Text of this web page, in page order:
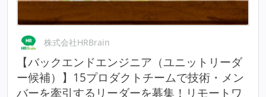
株式会社HRBrain
【バックエンドエンジニア（ユニットリーダ
ー候補）】15プロダクトチームで技術・メン
バーを牽引するリーダーを募集！リモートワ